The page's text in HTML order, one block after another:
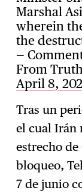
Marshal
wherein
the
—
From
April 8,
Tras un
el cual Irán
estrecho
bloqueo,
7 de junio